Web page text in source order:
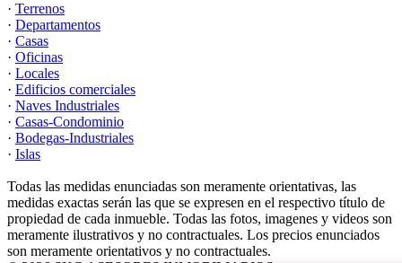
· Terrenos
· Departamentos
· Casas
· Oficinas
· Locales
· Edificios comerciales
· Naves Industriales
· Casas-Condominio
· Bodegas-Industriales
· Islas
Todas las medidas enunciadas son meramente orientativas, las
medidas exactas serán las que se expresen en el respectivo título de
propiedad de cada inmueble. Todas las fotos, imagenes y videos son
meramente ilustrativos y no contractuales. Los precios enunciados
son meramente orientativos y no contractuales.